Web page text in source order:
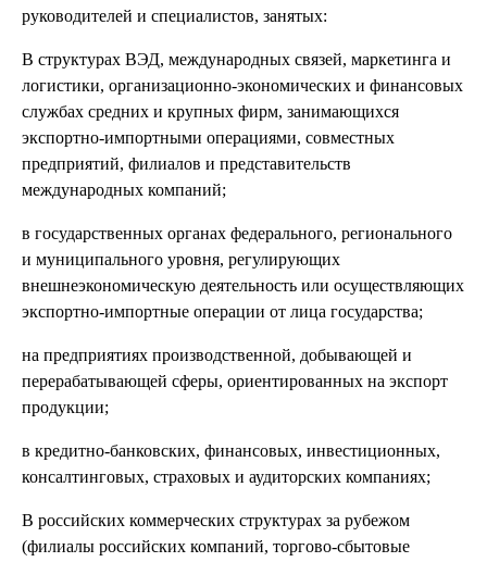
руководителей и специалистов, занятых:
В структурах ВЭД, международных связей, маркетинга и
логистики, организационно-экономических и финансовых
службах средних и крупных фирм, занимающихся
экспортно-импортными операциями, совместных
предприятий, филиалов и представительств
международных компаний;
в государственных органах федерального, регионального
и муниципального уровня, регулирующих
внешнеэкономическую деятельность или осуществляющих
экспортно-импортные операции от лица государства;
на предприятиях производственной, добывающей и
перерабатывающей сферы, ориентированных на экспорт
продукции;
в кредитно-банковских, финансовых, инвестиционных,
консалтинговых, страховых и аудиторских компаниях;
В российских коммерческих структурах за рубежом
(филиалы российских компаний, торгово-сбытовые